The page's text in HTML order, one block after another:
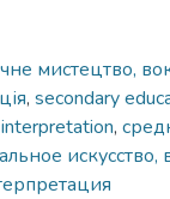
мистецтво,
, secondary
,
искусство,